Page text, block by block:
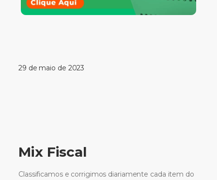
29 de maio de 2023
Mix Fiscal
Classificamos e corrigimos diariamente cada item do